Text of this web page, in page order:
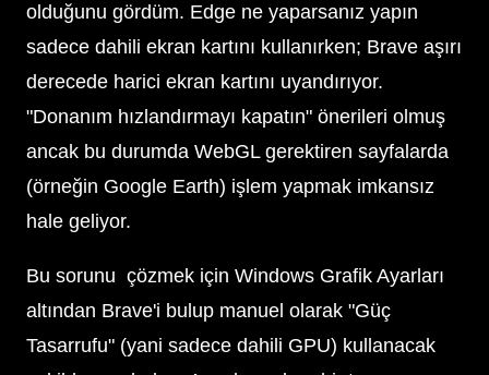
olduğunu gördüm. Edge ne yaparsanız yapın
sadece dahili ekran kartını kullanırken; Brave aşırı
derecede harici ekran kartını uyandırıyor.
"Donanım hızlandırmayı kapatın" önerileri olmuş
ancak bu durumda WebGL gerektiren sayfalarda
(örneğin Google Earth) işlem yapmak imkansız
hale geliyor.
Bu sorunu çözmek için Windows Grafik Ayarları
altından Brave'i bulup manuel olarak "Güç
Tasarrufu" (yani sadece dahili GPU) kullanacak